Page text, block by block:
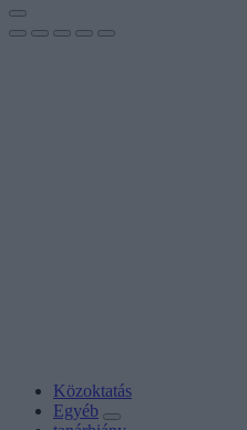
Közoktatás
Egyéb